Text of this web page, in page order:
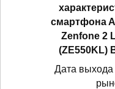
смартфонa
Zenfone 2
(ZE550KL)
Дата выхода